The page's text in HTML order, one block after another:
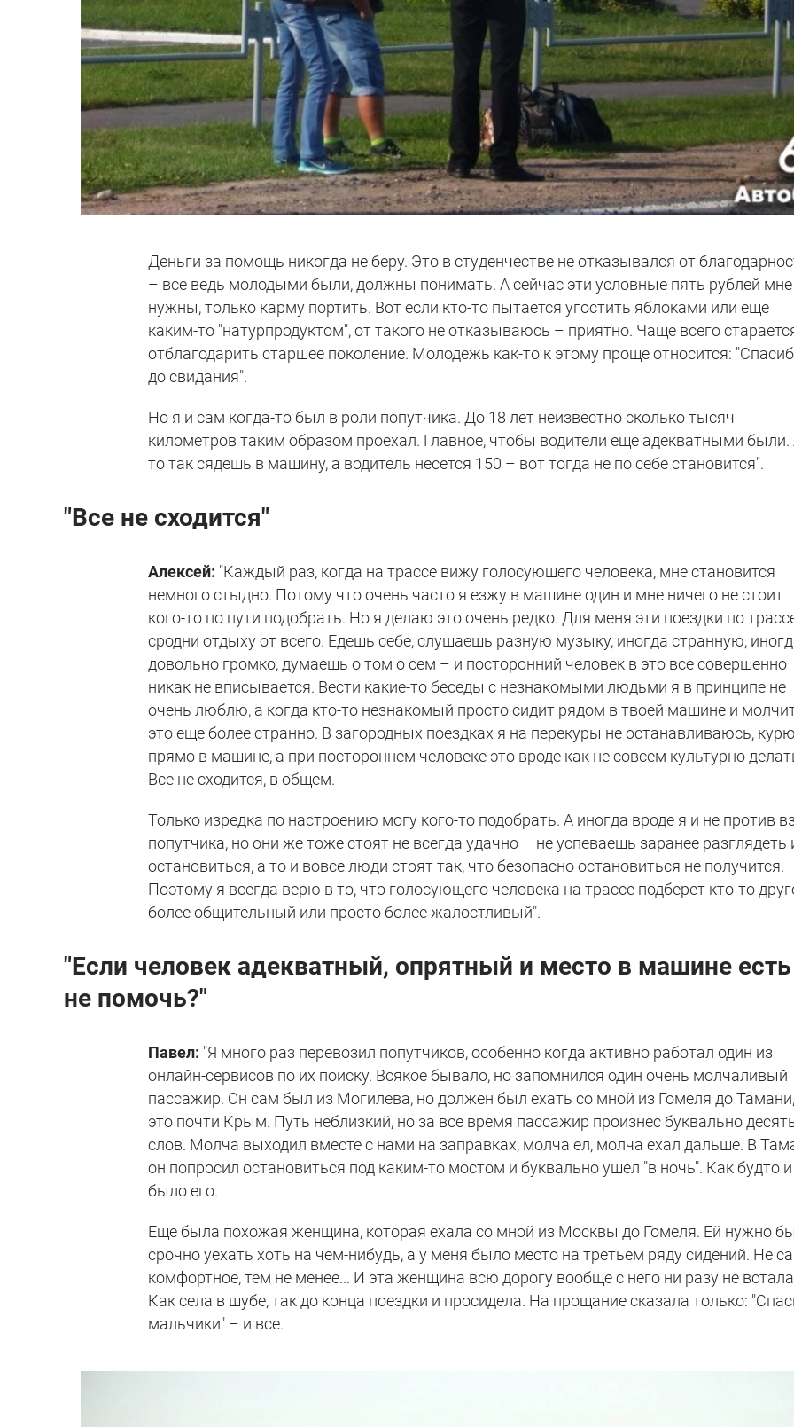
Деньги за помощь никогда не беру. Это в студенчестве не отказывался от
– все ведь молодыми были, должны понимать. А сейчас эти условные пять рублей мне
нужны, только карму портить. Вот если кто-то пытается угостить яблоками или еще
каким-то "натурпродуктом", от такого не отказываюсь – приятно. Чаще всего
отблагодарить старшее поколение. Молодежь как-то к этому проще относится:
до свидания".
Но я и сам когда-то был в роли попутчика. До 18 лет неизвестно сколько тысяч
километров таким образом проехал. Главное, чтобы водители еще адекватными были.
то так сядешь в машину, а водитель несется 150 – вот тогда не по себе становится".
"Все не сходится"
Алексей: "Каждый раз, когда на трассе вижу голосующего человека, мне становится
немного стыдно. Потому что очень часто я езжу в машине один и мне ничего не стоит
кого-то по пути подобрать. Но я делаю это очень редко. Для меня эти поездки по
сродни отдыху от всего. Едешь себе, слушаешь разную музыку, иногда странную,
довольно громко, думаешь о том о сем – и посторонний человек в это все совершенно
никак не вписывается. Вести какие-то беседы с незнакомыми людьми я в принципе не
очень люблю, а когда кто-то незнакомый просто сидит рядом в твоей машине и
это еще более странно. В загородных поездках я на перекуры не останавливаюсь, курю
прямо в машине, а при постороннем человеке это вроде как не совсем культурно
Все не сходится, в общем.
Только изредка по настроению могу кого-то подобрать. А иногда вроде я и не против
попутчика, но они же тоже стоят не всегда удачно – не успеваешь заранее разглядеть
остановиться, а то и вовсе люди стоят так, что безопасно остановиться не получится.
Поэтому я всегда верю в то, что голосующего человека на трассе подберет кто-то
более общительный или просто более жалостливый".
"Если человек адекватный, опрятный и место в машине
не помочь?"
Павел: "Я много раз перевозил попутчиков, особенно когда активно работал один из
онлайн-сервисов по их поиску. Всякое бывало, но запомнился один очень молчаливый
пассажир. Он сам был из Могилева, но должен был ехать со мной из Гомеля до
это почти Крым. Путь неблизкий, но за все время пассажир произнес буквально
слов. Молча выходил вместе с нами на заправках, молча ел, молча ехал дальше. В
он попросил остановиться под каким-то мостом и буквально ушел "в ночь". Как будто
было его.
Еще была похожая женщина, которая ехала со мной из Москвы до Гомеля. Ей нужно
срочно уехать хоть на чем-нибудь, а у меня было место на третьем ряду сидений. Не
комфортное, тем не менее... И эта женщина всю дорогу вообще с него ни разу не
Как села в шубе, так до конца поездки и просидела. На прощание сказала только:
мальчики" – и все.